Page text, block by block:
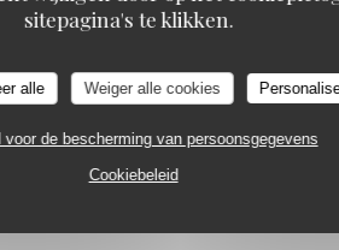
sitepagina's te klikken.
alle Weiger alle cookies
voor de bescherming van persoonsgegevens
Cookiebeleid
frits